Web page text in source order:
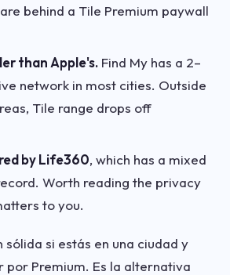
behind a Tile Premium paywall
than Apple's. Find My has a 2–
network in most cities. Outside
Tile range drops off
by Life360, which has a mixed
Worth reading the privacy
to you.
sólida si estás en una ciudad y
por Premium. Es la alternativa